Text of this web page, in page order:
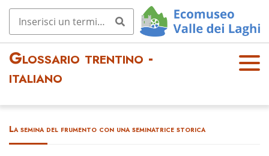
Glossario trentino -
italiano
OPE
La semina del frumento con una seminatrice storica